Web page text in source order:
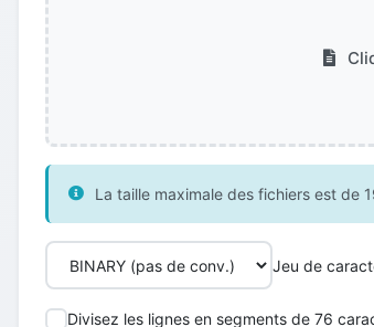
La taille maximale des fichiers est de
Jeu de
Divisez les lignes en segments de 76